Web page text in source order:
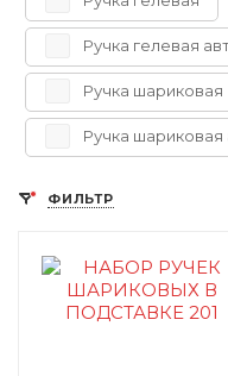
Ручка гелевая
Ручка шариковая
Ручка
ФИЛЬТР